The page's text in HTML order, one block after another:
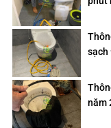
sạch
năm